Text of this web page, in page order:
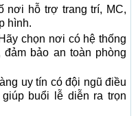
nơi hỗ trợ trang trí, MC,
hình.
Hãy chọn nơi có hệ thống
bảo an toàn phòng
uy tín có đội ngũ điều
buổi lễ diễn ra trọn